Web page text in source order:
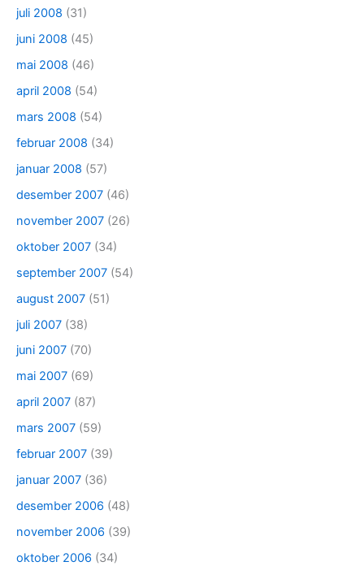
juli 2008 (31)
juni 2008 (45)
mai 2008 (46)
april 2008 (54)
mars 2008 (54)
februar 2008 (34)
januar 2008 (57)
desember 2007 (46)
november 2007 (26)
oktober 2007 (34)
september 2007 (54)
august 2007 (51)
juli 2007 (38)
juni 2007 (70)
mai 2007 (69)
april 2007 (87)
mars 2007 (59)
februar 2007 (39)
januar 2007 (36)
desember 2006 (48)
november 2006 (39)
oktober 2006 (34)